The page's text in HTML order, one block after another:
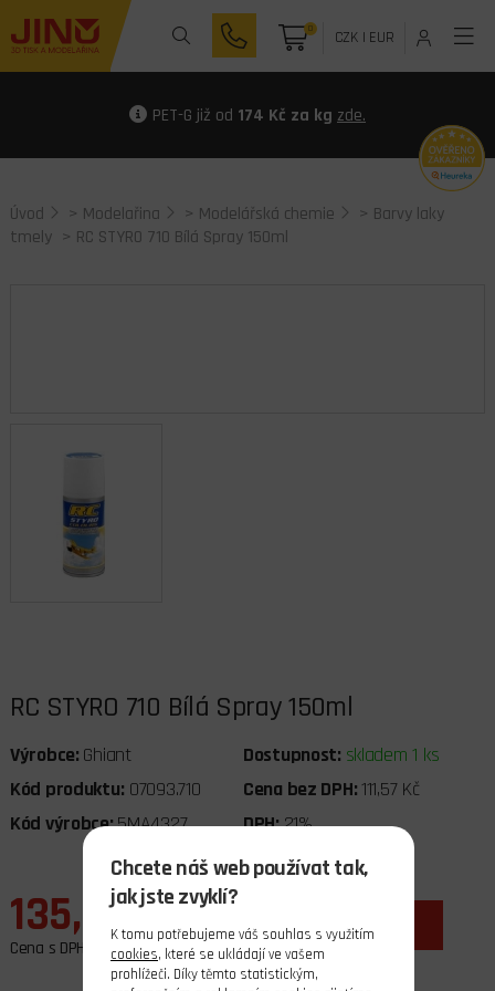
0 CZK| EUR
PET-G již od 174 Kč za kg zde.
Úvod > Modelařina > Modelářská chemie > Barvy laky
tmely > RC STYRO 710 Bílá Spray 150ml
RC STYRO 710 Bílá Spray 150ml
Výrobce: Ghiant Dostupnost: skladem 1 ks
Kód produktu: 07093.710 Cena bez DPH:111,57 Kč
Kód výrobce:5MA4327 DPH:21%
135,00 Kč
Cena s DPH
do košíku
Chcete náš web používat tak,
jak jste zvyklí?
K tomu potřebujeme váš souhlas s využitím
cookies, které se ukládají ve vašem
prohlížeči. Díky těmto statistickým,